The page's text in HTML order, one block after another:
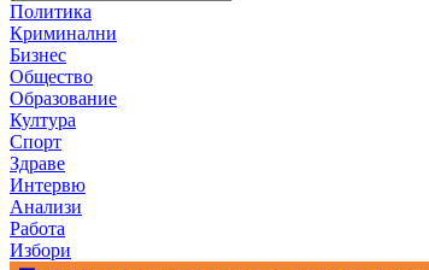
Политика
Криминални
Бизнес
Общество
Образование
Култура
Спорт
Здраве
Интервю
Анализи
Работа
Избори